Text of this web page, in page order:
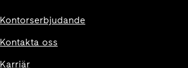
Kontorserbjudande
Kontakta oss
Karriär